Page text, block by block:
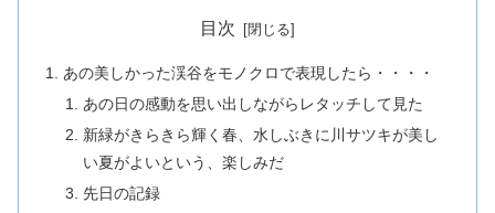
目次
あの美しかった渓谷をモノクロで表現したら・・・・
あの日の感動を思い出しながらレタッチして見た
新緑がきらきら輝く春、水しぶきに川サツキが美し
い夏がよいという、楽しみだ
先日の記録